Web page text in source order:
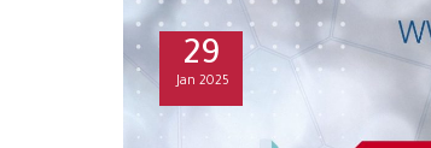
29
Jan 2025